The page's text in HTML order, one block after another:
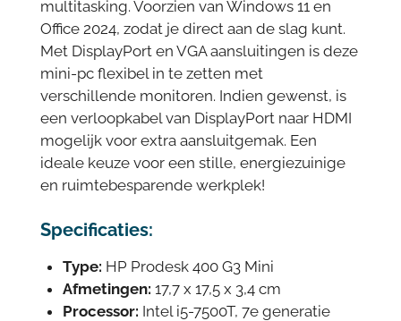
multitasking. Voorzien van Windows 11 en
Office 2024, zodat je direct aan de slag kunt.
Met DisplayPort en VGA aansluitingen is deze
mini-pc flexibel in te zetten met
verschillende monitoren. Indien gewenst, is
een verloopkabel van DisplayPort naar HDMI
mogelijk voor extra aansluitgemak. Een
ideale keuze voor een stille, energiezuinige
en ruimtebesparende werkplek!
Specificaties:
Type: HP Prodesk 400 G3 Mini
Afmetingen: 17,7 x 17,5 x 3,4 cm
Processor: Intel i5-7500T, 7e generatie